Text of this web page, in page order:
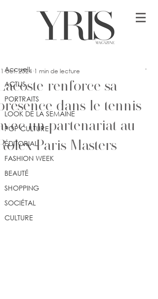
Accueil
ACTUS
PORTRAITS
LOOK DE LA SEMAINE
POP CULTURE
ÉDITORIAL
FASHION WEEK
BEAUTÉ
SHOPPING
SOCIÉTAL
CULTURE
renforce sa
dans le tennis
un partenariat au
Paris Masters
oct. 2024 1 min de lecture